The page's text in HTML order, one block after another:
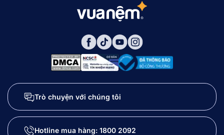
Trò chuyện với chúng tôi
Hotline mua hàng: 1800 2092